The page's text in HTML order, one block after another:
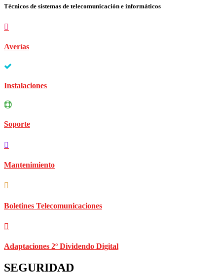
Técnicos de sistemas de telecomunicación e informáticos
Averías
Instalaciones
Soporte
Mantenimiento
Boletines Telecomunicaciones
Adaptaciones 2º Dividendo Digital
SEGURIDAD